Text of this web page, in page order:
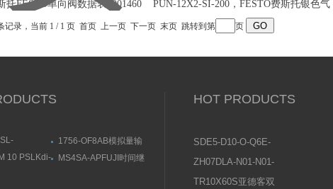
托FESTO单向阀数据表8001460
PUN-12X2-SI-200，FESTO费斯托银色气
管
记录，当前 1 / 1 页 首页 上一页 下一页 末页 跳转到第 页
途与特点
1756-OF8AB模拟量输
出模块尺寸结构图
10 PSLKdi-
MS4SA-APFUJI时间继
HOT PRODUCTS
SDE5-D10-O-Q6E-
P-KFESTO费斯托压
ZH07DLA-N01-N01-
N01日本SMC真空发
TR10X60S亚德客双